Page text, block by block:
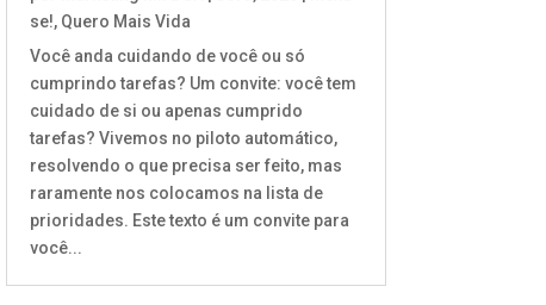
se!, Quero Mais Vida
Você anda cuidando de você ou só
cumprindo tarefas? Um convite: você tem
cuidado de si ou apenas cumprido
tarefas? Vivemos no piloto automático,
resolvendo o que precisa ser feito, mas
raramente nos colocamos na lista de
prioridades. Este texto é um convite para
você...